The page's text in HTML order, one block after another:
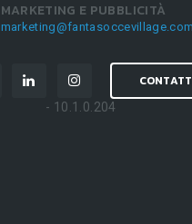
MARKETING E PUBBLICITÀ
marketing@fantasoccevillage.com
- 10.1.0.204